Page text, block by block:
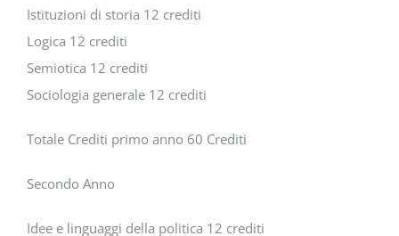
Istituzioni di storia 12 crediti
Logica 12 crediti
Semiotica 12 crediti
Sociologia generale 12 crediti
Totale Crediti primo anno 60 Crediti
Secondo Anno
Idee e linguaggi della politica 12 crediti